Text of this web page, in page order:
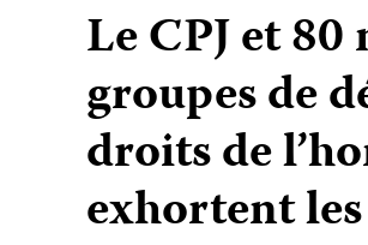
Le CPJ et
groupes de
droits de
exhortent